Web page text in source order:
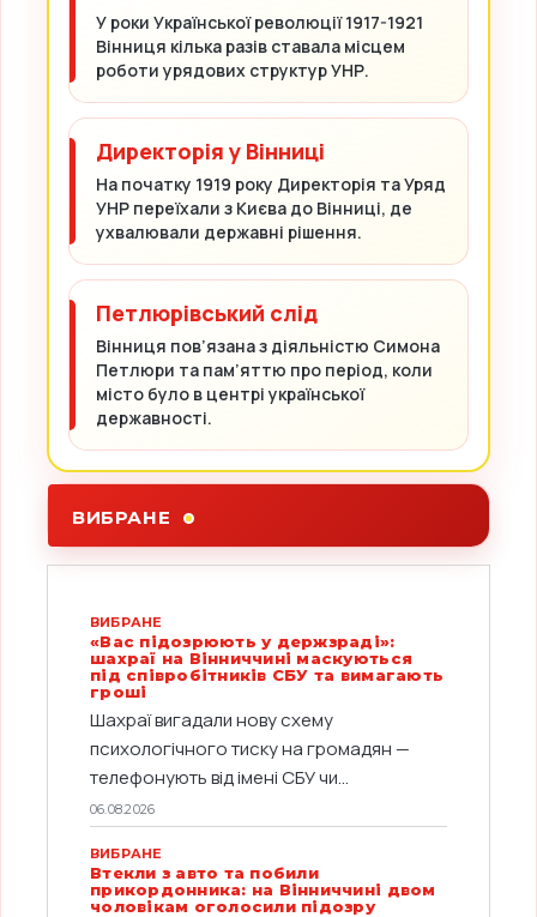
У роки Української революції 1917-1921
Вінниця кілька разів ставала місцем
роботи урядових структур УНР.
Директорія у Вінниці
На початку 1919 року Директорія та Уряд
УНР переїхали з Києва до Вінниці, де
ухвалювали державні рішення.
Петлюрівський слід
Вінниця пов’язана з діяльністю Симона
Петлюри та пам’яттю про період, коли
місто було в центрі української
державності.
ВИБРАНЕ
ВИБРАНЕ
«Вас підозрюють у держзраді»:
шахраї на Вінниччині маскуються
під співробітників СБУ та вимагають
гроші
Шахраї вигадали нову схему
психологічного тиску на громадян —
телефонують від імені СБУ чи...
06.08.2026
ВИБРАНЕ
Втекли з авто та побили
прикордонника: на Вінниччині двом
чоловікам оголосили підозру